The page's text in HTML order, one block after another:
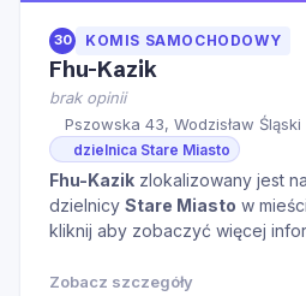
30 KOMIS SAMOCHODOWY
Fhu-Kazik
brak opinii
Pszowska 43, Wodzisław Śląski
dzielnica Stare Miasto
Fhu-Kazik zlokalizowany jest
dzielnicy Stare Miasto w
kliknij aby zobaczyć więcej
Zobacz szczegóły